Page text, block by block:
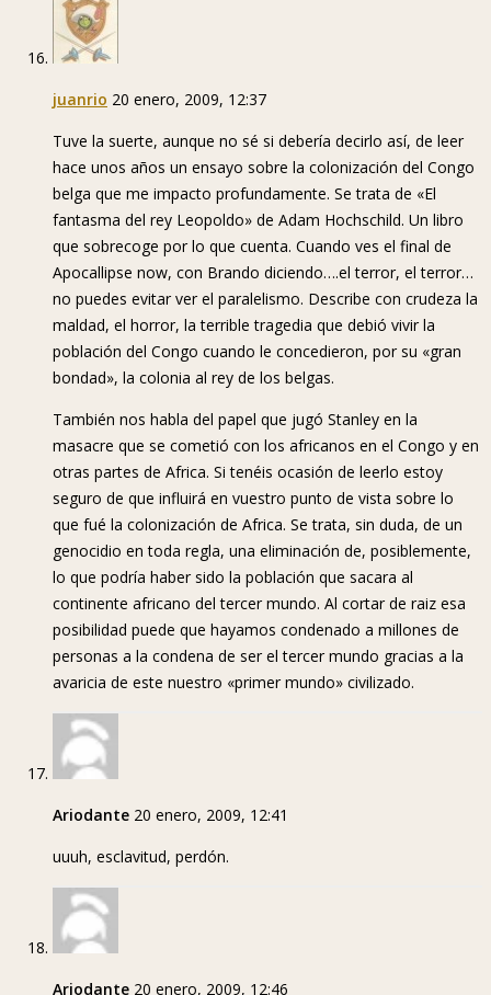
juanrio 20 enero, 2009, 12:37
Tuve la suerte, aunque no sé si debería decirlo así, de leer
hace unos años un ensayo sobre la colonización del Congo
belga que me impacto profundamente. Se trata de «El
fantasma del rey Leopoldo» de Adam Hochschild. Un libro
que sobrecoge por lo que cuenta. Cuando ves el final de
Apocallipse now, con Brando diciendo….el terror, el terror…
no puedes evitar ver el paralelismo. Describe con crudeza la
maldad, el horror, la terrible tragedia que debió vivir la
población del Congo cuando le concedieron, por su «gran
bondad», la colonia al rey de los belgas.
También nos habla del papel que jugó Stanley en la
masacre que se cometió con los africanos en el Congo y en
otras partes de Africa. Si tenéis ocasión de leerlo estoy
seguro de que influirá en vuestro punto de vista sobre lo
que fué la colonización de Africa. Se trata, sin duda, de un
genocidio en toda regla, una eliminación de, posiblemente,
lo que podría haber sido la población que sacara al
continente africano del tercer mundo. Al cortar de raiz esa
posibilidad puede que hayamos condenado a millones de
personas a la condena de ser el tercer mundo gracias a la
avaricia de este nuestro «primer mundo» civilizado.
Ariodante 20 enero, 2009, 12:41
uuuh, esclavitud, perdón.
Ariodante 20 enero, 2009, 12:46